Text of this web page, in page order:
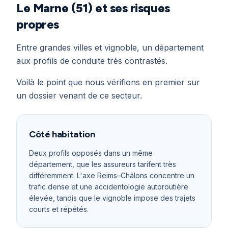
Le Marne (51) et ses risques
propres
Entre grandes villes et vignoble, un département
aux profils de conduite très contrastés.
Voilà le point que nous vérifions en premier sur
un dossier venant de ce secteur.
Côté habitation
Deux profils opposés dans un même
département, que les assureurs tarifent très
différemment. L'axe Reims–Châlons concentre un
trafic dense et une accidentologie autoroutière
élevée, tandis que le vignoble impose des trajets
courts et répétés.